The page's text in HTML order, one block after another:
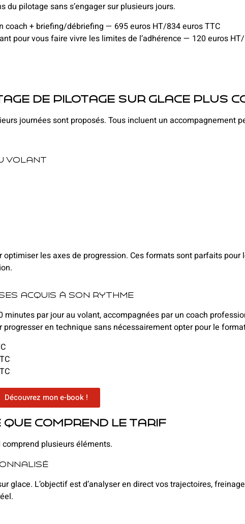
pilotage sans s’engager sur plusieurs jours.
coach + briefing/débriefing — 695 euros HT/834 euros TTC
pour vous faire vivre les limites de l’adhérence — 120 euros
de pilotage sur glace plus
journées sont proposés. Tous incluent un accompagnement
volant
les axes de progression. Ces formats sont parfaits pour
acquis à son rythme
par jour au volant, accompagnées par un coach
en technique sans nécessairement opter pour le
Découvrez mon e-book !
que comprend le tarif
plusieurs éléments.
glace. L’objectif est d’analyser en direct vos trajectoires,